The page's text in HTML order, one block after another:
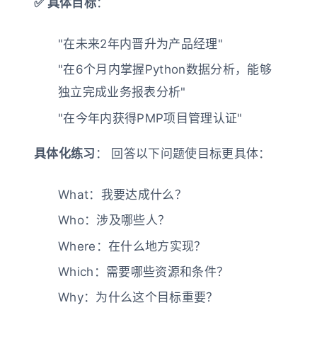
"在未来2年内晋升为产品经理"
"在6个月内掌握Python数据分析，能够
独立完成业务报表分析"
"在今年内获得PMP项目管理认证"
具体化练习 ： 回答以下问题使目标更具体：
What：我要达成什么？
Who：涉及哪些人？
Where：在什么地方实现？
Which：需要哪些资源和条件？
Why：为什么这个目标重要？